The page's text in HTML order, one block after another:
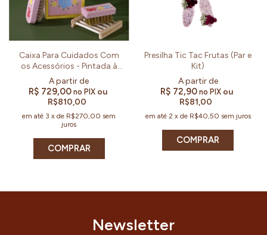
Caixa Para Cuidados Com
os Acessórios - Pintada à
Mão Por Aninha (Un)
R$ 729,00no PIX ou
R$810,00
em até 3 xde R$270,00 sem
juros
COMPRAR
Presilha Tic Tac Frutas (Par e
Kit)
R$ 72,90 no PIX ou
R$81,00
em até 2 x de R$40,50 sem juros
COMPRAR
Newsletter